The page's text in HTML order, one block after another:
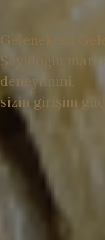
Gelenekten
Seyidoğlu
deneyimini,
sizin girişim